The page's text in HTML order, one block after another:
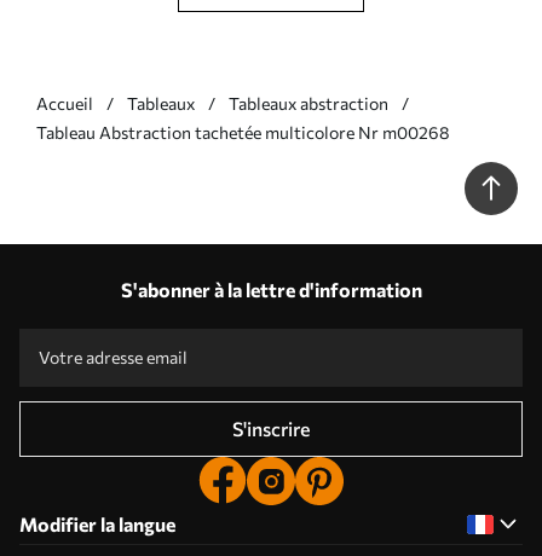
Accueil Tableaux
Tableaux abstraction
Tableau Abstraction tachetée multicolore Nr m00268
S'abonner à la lettre d'information
S'inscrire
Modifier la langue